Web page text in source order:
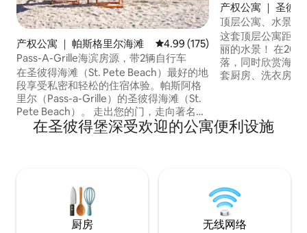
产权公寓 ｜ 帕斯格里尔海滩 平均评分 4.99 分（满分 5 分），
4.99 (175)
Pass-A-Grille海滨房源，带2辆自行车
在圣彼得海滩（St. Pete Beach）最好的地
段享受私密和轻松的住宿体验。帕斯阿格
里尔（Pass-a-Grille）的圣彼得海滩（St.
Pete Beach）。 走出您的门，走向著名的
唐·塞萨尔（Don Cesar）的白色沙滩，或
在面向水的甲板上用餐。 免费停车、2辆自
之一。我们喜欢长期房客，但也理解并非
每个人都可以这样做，只是需要一个小小
的度假胜地！ 🤍
产权公寓 ｜ 圣彼
顶层公寓、水景、
这套顶层公寓距离
丽的水景！ 在20
落，同时欣赏海豚
套厨房、洗衣房、
船只下水、租船、
在圣彼得堡深受欢迎的公寓便利设施
厨房 无线网络